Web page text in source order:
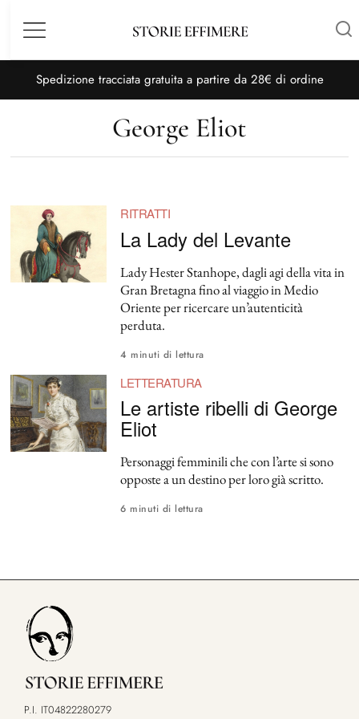
Menù
Spedizione tracciata gratuita a partire da 28€ di ordine
George Eliot
RITRATTI
La Lady del Levante
Lady Hester Stanhope, dagli agi della vita in
Gran Bretagna fino al viaggio in Medio
Oriente per ricercare un’autenticità
perduta.
4 minuti di lettura
LETTERATURA
Le artiste ribelli di George
Eliot
Personaggi femminili che con l’arte si sono
opposte a un destino per loro già scritto.
6 minuti di lettura
P.I. IT04822280279